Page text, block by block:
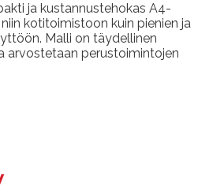
ja kustannustehokas A4-
kotitoimistoon kuin pienien ja
Malli on täydellinen
arvostetaan perustoimintojen